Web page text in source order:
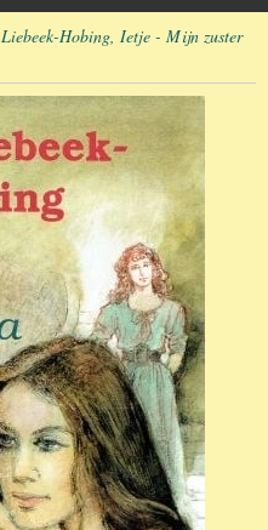
Liebeek-Hobing, Ietje - Mijn zuster